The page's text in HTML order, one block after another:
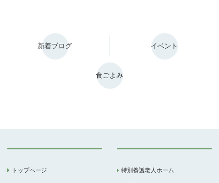
新着ブログ イベント
食ごよみ
トップページ 特別養護老人ホーム